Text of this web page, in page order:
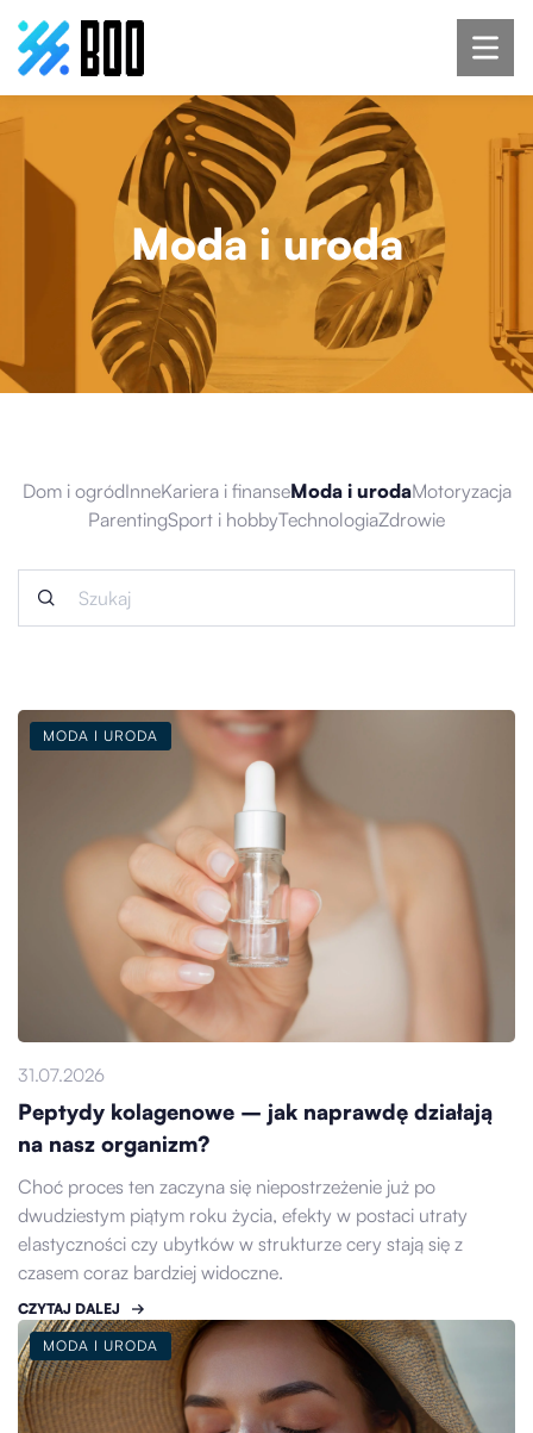
Moda i uroda
Dom i ogródInneKariera i finanseModa i urodaMotoryzacja
ParentingSport i hobbyTechnologiaZdrowie
MODA I URODA
31.07.2026
Peptydy kolagenowe – jak naprawdę działają
na nasz organizm?
Choć proces ten zaczyna się niepostrzeżenie już po
dwudziestym piątym roku życia, efekty w postaci utraty
elastyczności czy ubytków w strukturze cery stają się z
czasem coraz bardziej widoczne.
CZYTAJ DALEJ
MODA I URODA